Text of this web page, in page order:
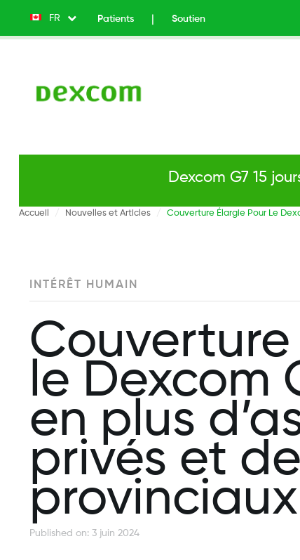
FR List additional actions
Top
v2
Patients Soutien
Dexcom G7 15
Accueil Nouvelles et Articles Couverture Élargie Pour Le
INTÉRÊT HUMAIN
le Dexcom
en plus
privés et
provinciaux
Published on: 3 juin 2024